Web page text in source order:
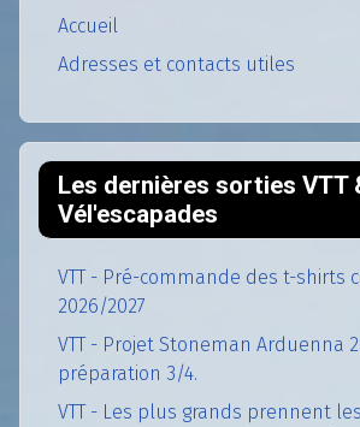
Accueil
Adresses et contacts utiles
Les dernières sorties VTT
Vél'escapades
VTT - Pré-commande des t-shirts
2026/2027
VTT - Projet Stoneman Arduenna
préparation 3/4.
VTT - Les plus grands prennent